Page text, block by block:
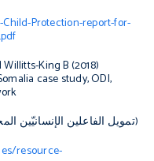
Protection-report-for-
King B (2018)
case study, ODI,
(تمويل الفاعلين الإنسانيّين
resource-